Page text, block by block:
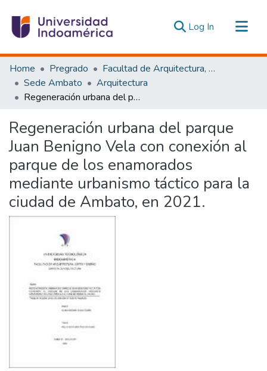
Log In (current)
Communities & Collections
All of DSpace
Statistics
Estadísticas Externas
Home Pregrado
Facultad de Arquitectura, Artes y Diseño
Sede Ambato
Arquitectura
Regeneración urbana del parque Juan Benigno Vela con conexión al parque de los enamorados mediante urbanismo táctico para la ciudad de Ambato, en 2021.
Regeneración urbana del parque
Juan Benigno Vela con conexión al
parque de los enamorados
mediante urbanismo táctico para la
ciudad de Ambato, en 2021.